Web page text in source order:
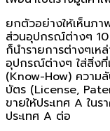
ยกตัวอย่างให้เห็นภา
ส่วนอุปกรณ์ต่างๆ 10
ก็นำรายการต่างๆเห
อุปกรณ์ต่างๆ ใส่สิ่งที่
(Know-How) ความ
บัตร (License,
ขายให้ประเทศ A ใน
ประเทศ A ต่อ